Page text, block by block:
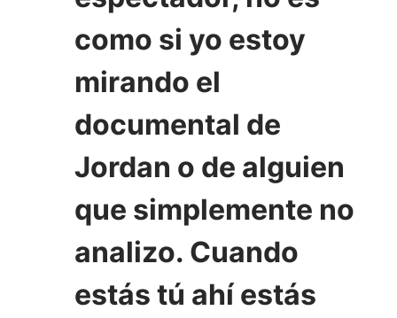
como si yo estoy
mirando el
documental de
Jordan o de alguien
que simplemente no
analizo. Cuando
estás tú ahí estás